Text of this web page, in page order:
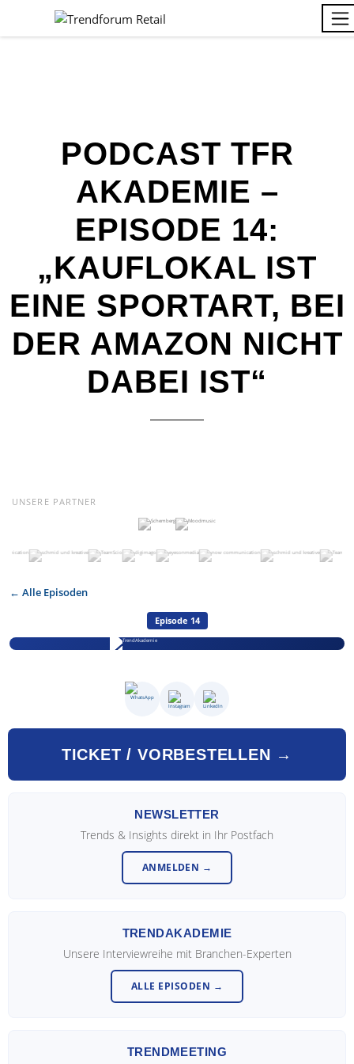
PODCAST TFR
AKADEMIE –
EPISODE 14:
„KAUFLOKAL IST
EINE SPORTART, BEI
DER AMAZON NICHT
DABEI IST“
UNSERE PARTNER
← Alle Episoden
Episode 14
TICKET / VORBESTELLEN →
NEWSLETTER
Trends & Insights direkt in Ihr Postfach
ANMELDEN →
TRENDAKADEMIE
Unsere Interviewreihe mit Branchen-Experten
ALLE EPISODEN →
TRENDMEETING